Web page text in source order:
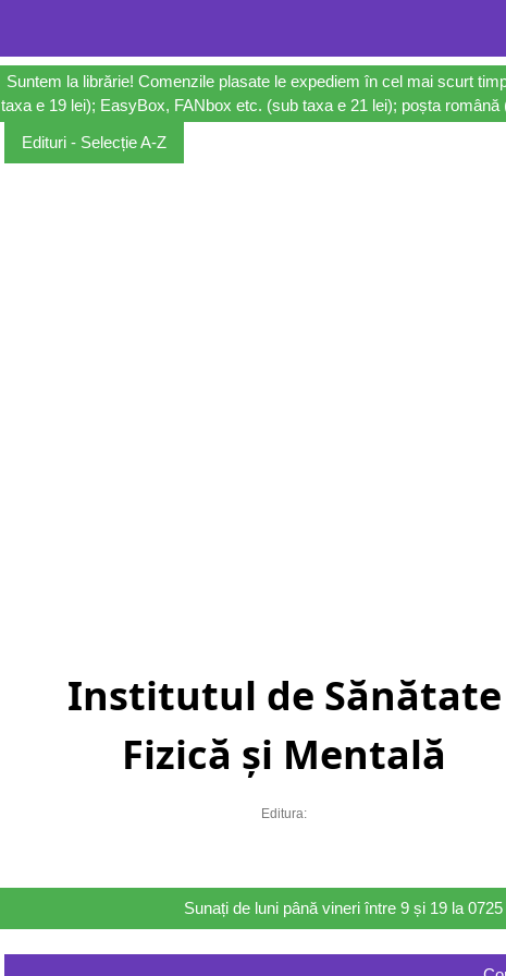
Suntem la librărie! Comenzile plasate le expediem în cel mai scurt
taxa e 19 lei); EasyBox, FANbox etc. (sub taxa e 21 lei); poșta
Edituri - Selecție A-Z
Institutul de Sănătate
Fizică și Mentală
Editura:
Sunați de luni până vineri între 9 și 19 la